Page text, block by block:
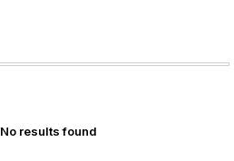
No results found